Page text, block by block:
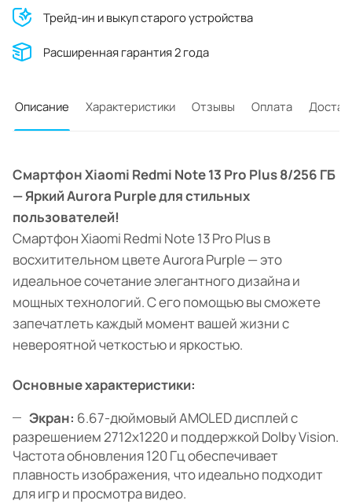
Трейд-ин и выкуп старого устройства
Расширенная гарантия 2 года
Описание Характеристики Отзывы Оплата
Смартфон Xiaomi Redmi Note 13 Pro Plus 8/256 ГБ
— Яркий Aurora Purple для стильных
пользователей!
Смартфон Xiaomi Redmi Note 13 Pro Plus в
восхитительном цвете Aurora Purple — это
идеальное сочетание элегантного дизайна и
мощных технологий. С его помощью вы сможете
запечатлеть каждый момент вашей жизни с
невероятной четкостью и яркостью.
Основные характеристики:
Экран: 6.67-дюймовый AMOLED дисплей с
разрешением 2712x1220 и поддержкой Dolby Vision.
Частота обновления 120 Гц обеспечивает
плавность изображения, что идеально подходит
для игр и просмотра видео.